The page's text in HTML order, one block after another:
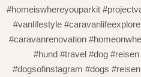
#homeiswhereyouparkit
#vanlifestyle
#caravanrenovation
#hund #travel #dog
#dogsofinstagram #dogs